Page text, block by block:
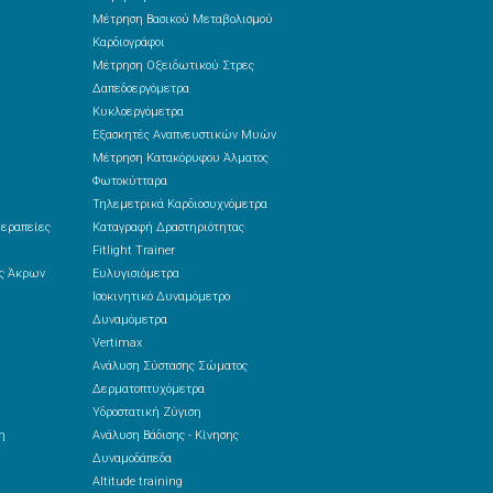
Άκρων
Μέτρηση Βασικού Μεταβολισμού
Καρδιογράφοι
Μέτρηση Οξειδωτικού Στρες
Δαπεδοεργόμετρα
Κυκλοεργόμετρα
Εξασκητές Αναπνευστικών Μυών
Μέτρηση Κατακόρυφου Άλματος
Φωτοκύτταρα
Τηλεμετρικά Καρδιοσυχνόμετρα
Καταγραφή Δραστηριότητας
Fitlight Trainer
Ευλυγισιόμετρα
Ισοκινητικό Δυναμόμετρο
Δυναμόμετρα
Vertimax
Ανάλυση Σύστασης Σώματος
Δερματοπτυχόμετρα
Υδροστατική Ζύγιση
Ανάλυση Βάδισης - Κίνησης
Δυναμοδάπεδα
Altitude training